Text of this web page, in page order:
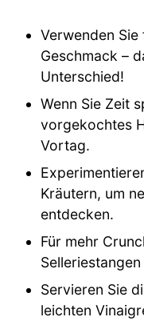
Verwenden
Geschmack –
Unterschied!
Wenn Sie Zeit
vorgekochtes
Vortag.
Kräutern, um
entdecken.
Für mehr
Servieren Sie
leichten